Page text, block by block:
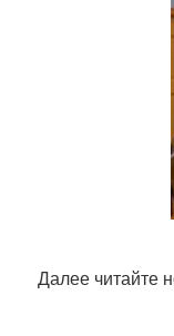
Далее читайте